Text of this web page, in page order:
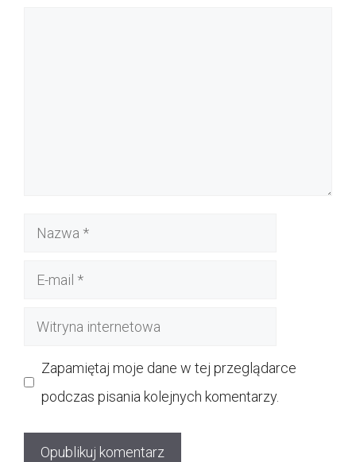
Nazwa
Witryna
Zapamiętaj moje dane w tej przeglądarce
podczas pisania kolejnych komentarzy.